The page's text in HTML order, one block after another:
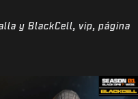
y BlackCell, vip, página